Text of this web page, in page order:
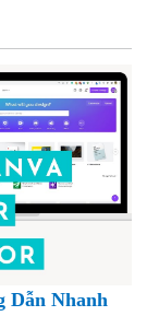
Dẫn Nhanh